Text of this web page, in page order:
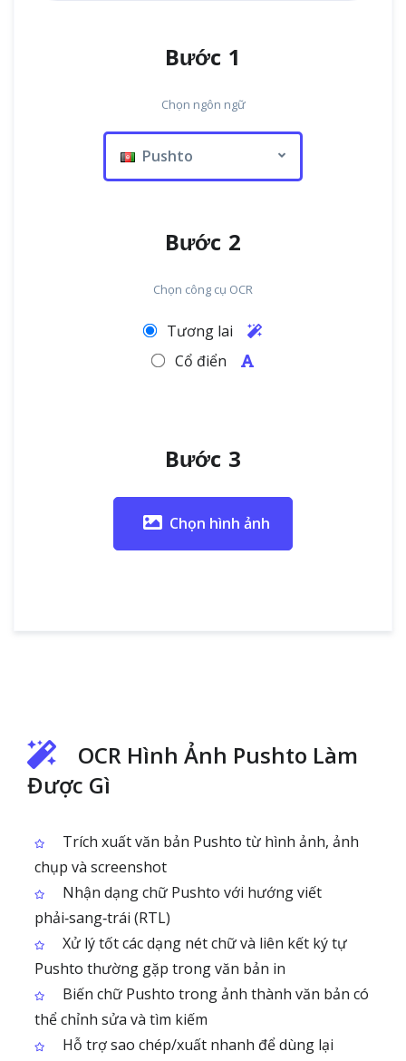
Bước 1
Chọn ngôn ngữ
Pushto
Bước 2
Chọn công cụ OCR
Tương lai
Cổ điển
Bước 3
Chọn hình ảnh
OCR Hình Ảnh Pushto Làm
Được Gì
Trích xuất văn bản Pushto từ hình ảnh, ảnh
chụp và screenshot
Nhận dạng chữ Pushto với hướng viết
phải‑sang‑trái (RTL)
Xử lý tốt các dạng nét chữ và liên kết ký tự
Pushto thường gặp trong văn bản in
Biến chữ Pushto trong ảnh thành văn bản có
thể chỉnh sửa và tìm kiếm
Hỗ trợ sao chép/xuất nhanh để dùng lại